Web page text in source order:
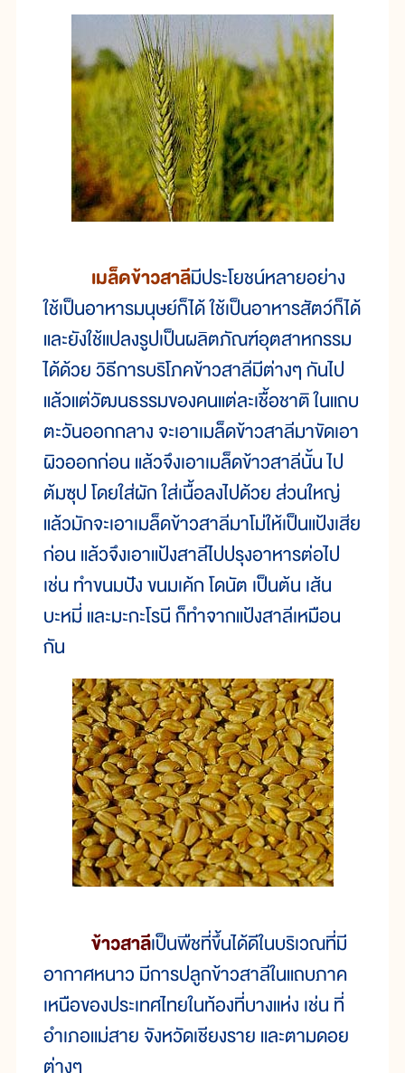
เมล็ดข้าวสาลีมีประโยชน์หลายอย่าง
ใช้เป็นอาหารมนุษย์ก็ได้ ใช้เป็นอาหารสัตว์ก็ได้
และยังใช้แปลงรูปเป็นผลิตภัณฑ์อุตสาหกรรม
ได้ด้วย วิธีการบริโภคข้าวสาลีมีต่างๆ กันไป
แล้วแต่วัฒนธรรมของคนแต่ละเชื้อชาติ ในแถบ
ตะวันออกกลาง จะเอาเมล็ดข้าวสาลีมาขัดเอา
ผิวออกก่อน แล้วจึงเอาเมล็ดข้าวสาลีนั้น ไป
ต้มซุป โดยใส่ผัก ใส่เนื้อลงไปด้วย ส่วนใหญ่
แล้วมักจะเอาเมล็ดข้าวสาลีมาโม่ให้เป็นแป้งเสีย
ก่อน แล้วจึงเอาแป้งสาลีไปปรุงอาหารต่อไป
เช่น ทำขนมปัง ขนมเค้ก โดนัต เป็นต้น เส้น
บะหมี่ และมะกะโรนี ก็ทำจากแป้งสาลีเหมือน
กัน
ข้าวสาลีเป็นพืชที่ขึ้นได้ดีในบริเวณที่มี
อากาศหนาว มีการปลูกข้าวสาลีในแถบภาค
เหนือของประเทศไทยในท้องที่บางแห่ง เช่น ที่
อำเภอแม่สาย จังหวัดเชียงราย และตามดอย